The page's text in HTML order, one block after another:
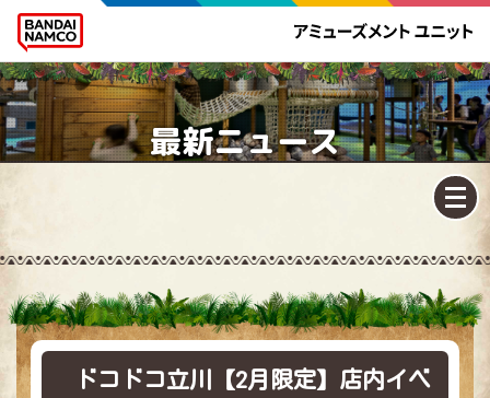
最新ニュース
ドコドコ立川【2月限定】店内イベ